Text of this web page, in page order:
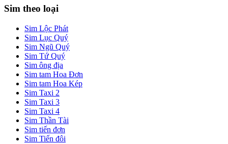
Sim theo loại
Sim Lộc Phát
Sim Lục Quý
Sim Ngũ Quý
Sim Tứ Quý
Sim ông địa
Sim tam Hoa Đơn
Sim tam Hoa Kép
Sim Taxi 2
Sim Taxi 3
Sim Taxi 4
Sim Thần Tài
Sim tiến đơn
Sim Tiến đôi